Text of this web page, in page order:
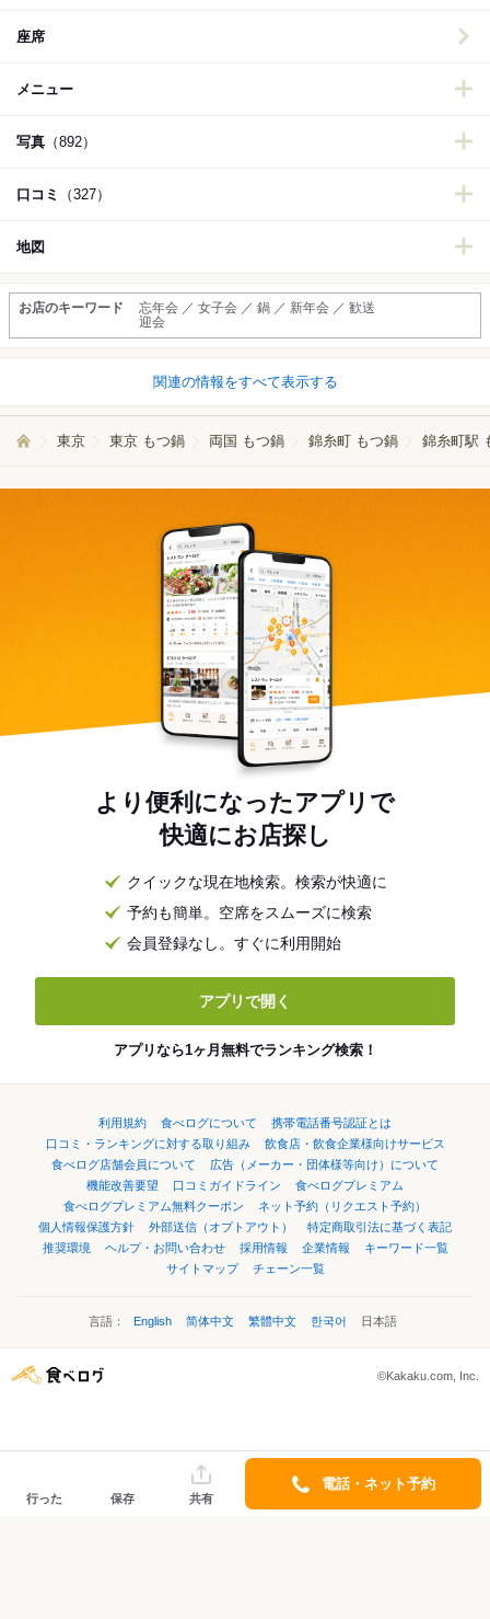
座席
メニュー
写真 （892）
口コミ （327）
地図
お店のキーワード
忘年会 ／ 女子会 ／ 鍋 ／ 新年会 ／ 歓送
迎会
関連の情報をすべて表示する
東京 東京 もつ鍋 両国 もつ鍋 錦糸町 もつ鍋 錦糸町駅
より便利になったアプリで
快適にお店探し
クイックな現在地検索。検索が快適に
予約も簡単。空席をスムーズに検索
会員登録なし。すぐに利用開始
アプリで開く
アプリなら1ヶ月無料でランキング検索！
利用規約 食べログについて
携帯電話番号認証とは
口コミ・ランキングに対する取り組み
飲食店・飲食企業様向けサービス
食べログ店舗会員について
広告（メーカー・団体様等向け）について
機能改善要望
口コミガイドライン
食べログプレミアム
食べログプレミアム無料クーポン
ネット予約（リクエスト予約）
個人情報保護方針
外部送信（オプトアウト）
特定商取引法に基づく表記
推奨環境
ヘルプ・お問い合わせ 採用情報 企業情報
キーワード一覧
サイトマップ
チェーン一覧
言語： English 简体中文 繁體中文 한국어 日本語
©Kakaku.com, Inc.
行った 保存 共有
電話・ネット予約